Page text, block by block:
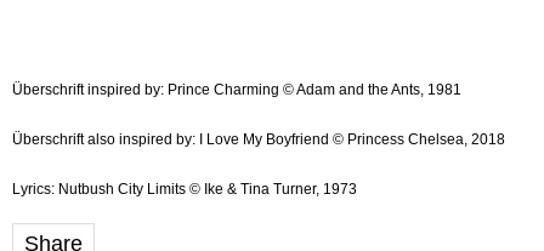
Überschrift inspired by: Prince Charming © Adam and the Ants, 1981
Überschrift also inspired by: I Love My Boyfriend © Princess Chelsea, 2018
Lyrics: Nutbush City Limits © Ike & Tina Turner, 1973
Share